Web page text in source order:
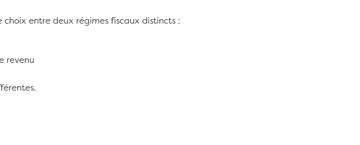
entre deux régimes fiscaux distincts :
revenu